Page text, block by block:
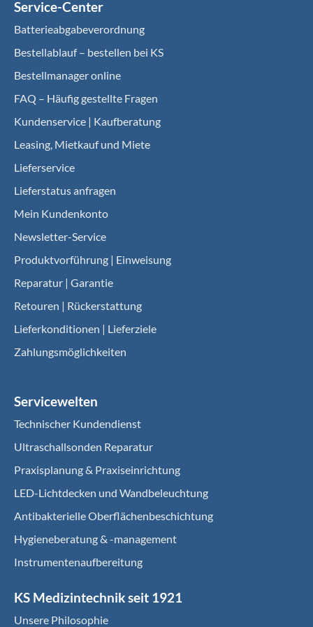
Service-Center
Batterieabgabeverordnung
Bestellablauf – bestellen bei KS
Bestellmanager online
FAQ – Häufig gestellte Fragen
Kundenservice | Kaufberatung
Leasing, Mietkauf und Miete
Lieferservice
Lieferstatus anfragen
Mein Kundenkonto
Newsletter-Service
Produktvorführung | Einweisung
Reparatur | Garantie
Retouren | Rückerstattung
Lieferkonditionen | Lieferziele
Zahlungsmöglichkeiten
Servicewelten
Technischer Kundendienst
Ultraschallsonden Reparatur
Praxisplanung & Praxiseinrichtung
LED-Lichtdecken und Wandbeleuchtung
Antibakterielle Oberflächenbeschichtung
Hygieneberatung & -management
Instrumentenaufbereitung
KS Medizintechnik seit 1921
Unsere Philosophie